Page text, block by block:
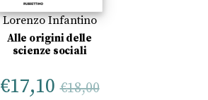
Lorenzo Infantino
Alle origini delle
scienze sociali
€17,10 €18,00